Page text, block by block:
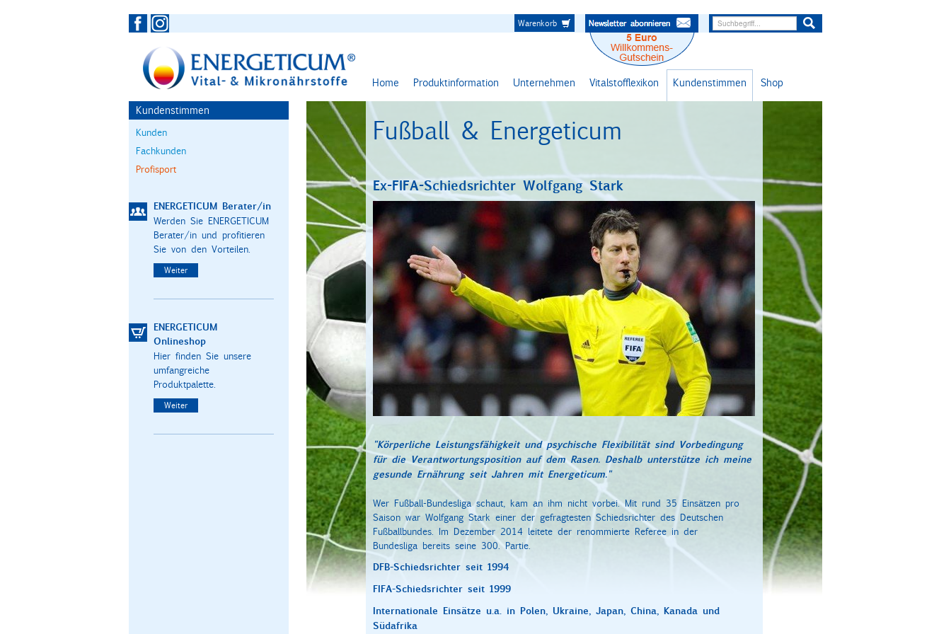
Warenkorb
Home Produktinformation Unternehmen Vitalstofflexikon Kundenstimmen Shop
Kundenstimmen
Kunden
Fachkunden
Profisport
ENERGETICUM Berater/in
Werden Sie ENERGETICUM
Berater/in und profitieren
Sie von den Vorteilen.
Weiter
ENERGETICUM
Onlineshop
Hier finden Sie unsere
umfangreiche
Produktpalette.
Weiter
Fußball & Energeticum
Ex-FIFA-Schiedsrichter Wolfgang Stark
"Körperliche Leistungsfähigkeit und psychische Flexibilität sind Vorbedingung
für die Verantwortungsposition auf dem Rasen. Deshalb unterstütze ich meine
gesunde Ernährung seit Jahren mit Energeticum."
Wer Fußball-Bundesliga schaut, kam an ihm nicht vorbei. Mit rund 35 Einsätzen pro
Saison war Wolfgang Stark einer der gefragtesten Schiedsrichter des Deutschen
Fußballbundes. Im Dezember 2014 leitete der renommierte Referee in der
Bundesliga bereits seine 300. Partie.
DFB-Schiedsrichter seit 1994
FIFA-Schiedsrichter seit 1999
Internationale Einsätze u.a. in Polen, Ukraine, Japan, China, Kanada und
Südafrika